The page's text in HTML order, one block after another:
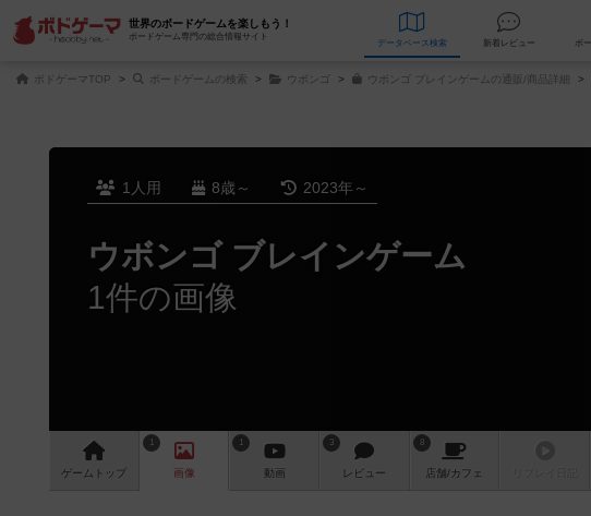
世界のボードゲームを楽しもう！
ボードゲーム専門の総合情報サイト
データベース 検索 新着レビュー
ボドゲーマTOP ボードゲームの検索 ウボンゴ ウボンゴ ブレインゲームの通販/商品詳細
1人用 8歳～ 2023年～
ウボンゴ ブレインゲーム
1件の画像
ゲーム トップ
1
画像
1
動画
3
レビュー
8
店舗/カフェ